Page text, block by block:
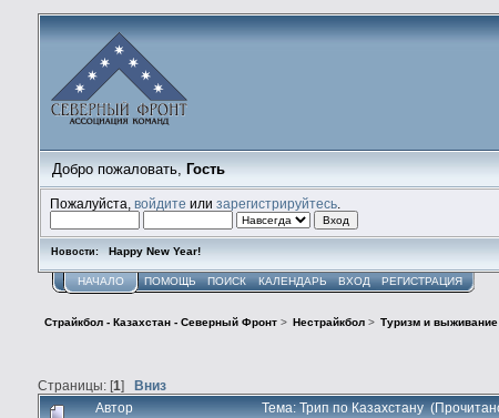
Добро пожаловать, Гость
Пожалуйста, войдите или зарегистрируйтесь.
Новости: Happy New Year!
НАЧАЛО ПОМОЩЬ ПОИСК КАЛЕНДАРЬ ВХОД РЕГИСТРАЦИЯ
Страйкбол - Казахстан - Северный Фронт > Нестрайкбол > Туризм и выживание
Страницы: [1] Вниз
Автор Тема: Трип по Казахстану